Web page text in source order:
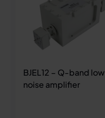
BJEL12 – Q-band low
noise amplifier